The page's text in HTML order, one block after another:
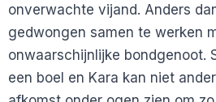
onverwachte vijand. Anders
gedwongen samen te werken
onwaarschijnlijke bondgenoot.
een boel en Kara kan niet